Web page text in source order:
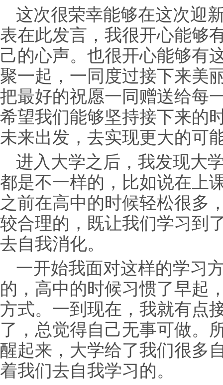
这次很荣幸能够在这次迎
表在此发言，我很开心能够
己的心声。也很开心能够有
聚一起，一同度过接下来美
把最好的祝愿一同赠送给每
希望我们能够坚持接下来的
未来出发，去实现更大的可
进入大学之后，我发现大
都是不一样的，比如说在上
之前在高中的时候轻松很多
较合理的，既让我们学习到
去自我消化。
一开始我面对这样的学习
的，高中的时候习惯了早起
方式。一到现在，我就有点
了，总觉得自己无事可做。
醒起来，大学给了我们很多
着我们去自我学习的。